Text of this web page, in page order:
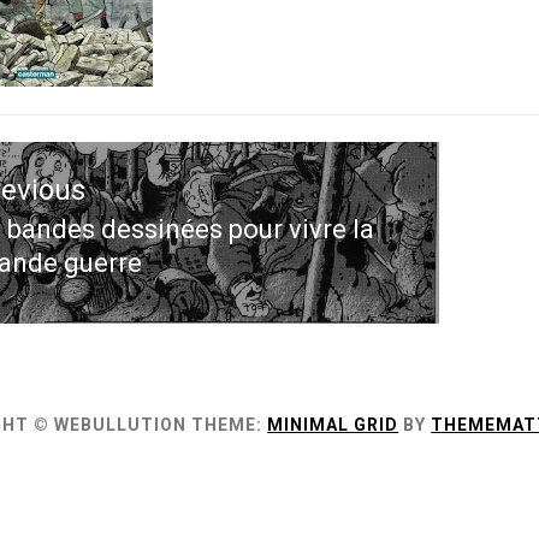
bandes dessinées pour vivre la
guerre
© WEBULLUTION THEME: MINIMAL GRID BY